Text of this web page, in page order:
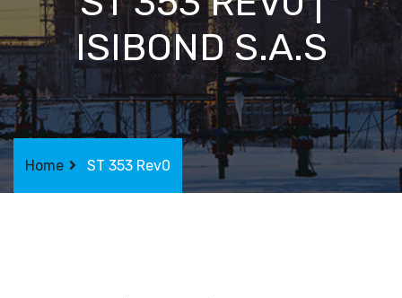
ISIBOND S.A.S
Home ST 353 Rev0